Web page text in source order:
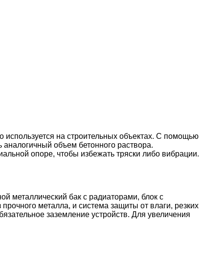
используется на строительных объектах. С помощью
объем бетонного раствора.
опоре, чтобы избежать тряски либо вибрации.
металлический бак с радиаторами, блок с
металла, и система защиты от влаги, резких
заземление устройств. Для увеличения